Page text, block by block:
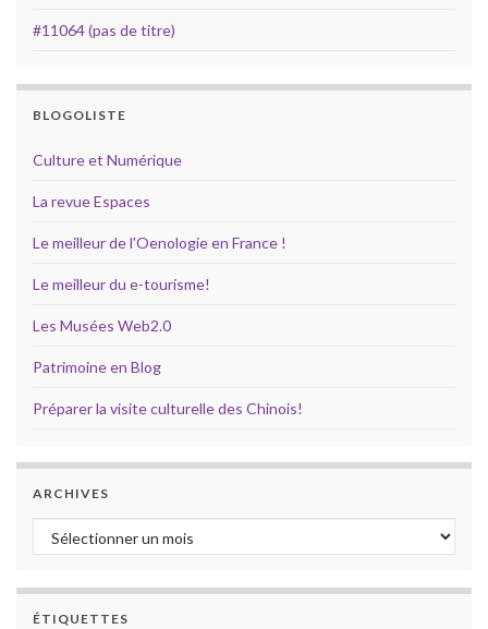
#11064 (pas de titre)
BLOGOLISTE
Culture et Numérique
La revue Espaces
Le meilleur de l'Oenologie en France !
Le meilleur du e-tourisme!
Les Musées Web2.0
Patrimoine en Blog
Préparer la visite culturelle des Chinois!
ARCHIVES
Archives
ÉTIQUETTES